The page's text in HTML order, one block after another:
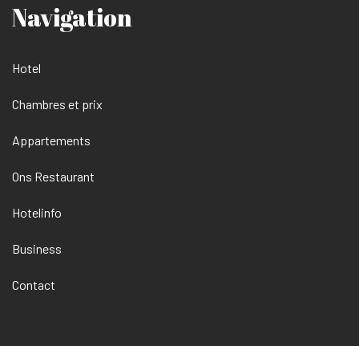
Navigation
Hotel
Chambres et prix
Appartements
Ons Restaurant
Hotelinfo
Business
Contact